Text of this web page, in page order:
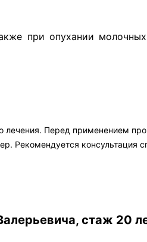
при опухании
Перед применением
Рекомендуется консультация
стаж 20